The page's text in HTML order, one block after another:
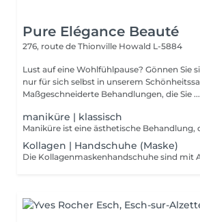
Pure Elégance Beauté
276, route de Thionville Howald L-5884
Lust auf eine Wohlfühlpause? Gönnen Sie sich einen Moment
nur für sich selbst in unserem
Maßgeschneiderte Behandlungen, die Sie ...
maniküre | klassisch
Kollagen | Handschuhe (Maske)